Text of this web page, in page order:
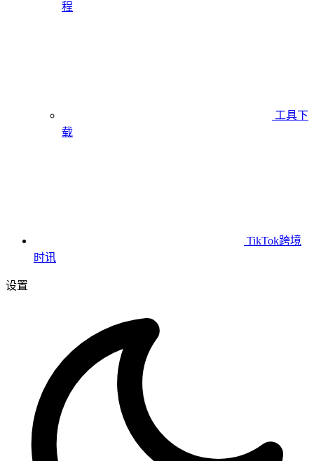
程
工具下
载
TikTok跨境
时讯
设置